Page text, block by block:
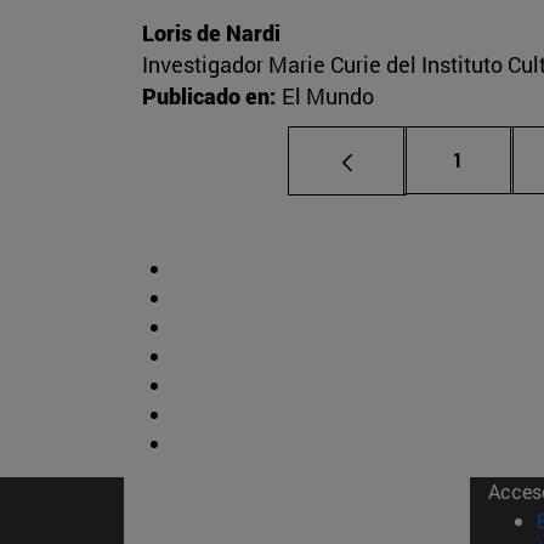
Loris de Nardi
Investigador Marie Curie del Instituto
Publicado en: El Mundo
Página
1